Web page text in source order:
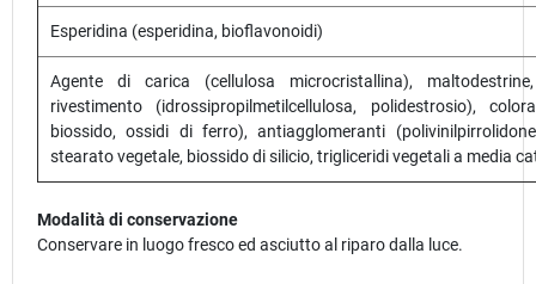
Esperidina (esperidina, bioflavonoidi)
Agente di carica (cellulosa microcristallina),
rivestimento (idrossipropilmetilcellulosa, polidestrosio),
biossido, ossidi di ferro), antiagglomeranti
stearato vegetale, biossido di silicio, trigliceridi vegetali a media
Modalità di conservazione
Conservare in luogo fresco ed asciutto al riparo dalla luce.